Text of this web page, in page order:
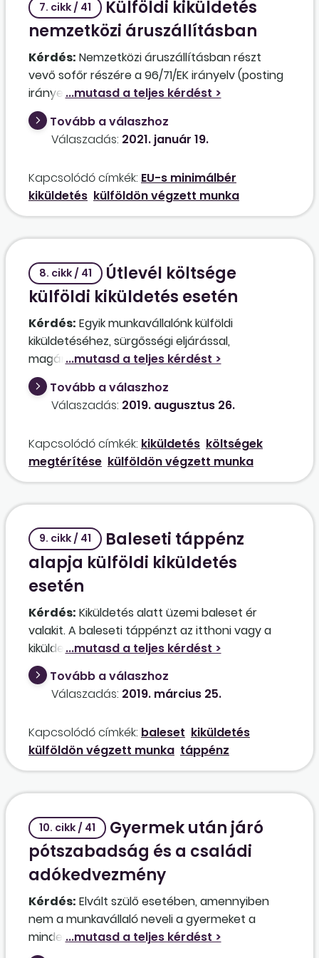
7. cikk / 41
Külföldi kiküldetés
nemzetközi áruszállításban
Kérdés: Nemzetközi áruszállításban részt
vevő sofőr részére a 96/71/EK irányelv (posting
irányelv) alapján történő külföldi minimálbérre
történő kiegészítéssel kapcsolatban
kérdeznénk. Az egyes EU-tagállamok
vonatkozásában létezik-e egy egységes lista,
tagállamokban mekkora összegű a minimálbér,
illetve, hogy a sofőrök bérét erre a
minimálbérre ki kell-e egészíteni? Az EU-s
minimálbérre történő kiegészítés devizában
kell forintra átszámítani?
Tovább a válaszhoz
Válaszadás: 2021. január 19.
Kapcsolódó címkék: EU-s minimálbér
kiküldetés külföldön végzett munka
8. cikk / 41
Útlevél költsége
külföldi kiküldetés esetén
Kérdés: Egyik munkavállalónk külföldi
kiküldetéséhez, sürgősségi eljárással,
magánútlevelet igényelt. A munkáltató köteles
megtéríteni a munkavállalónak az útlevél
eljárási illetékének összegét? Ha igen,
megteheti adómentesen?
Tovább a válaszhoz
Válaszadás: 2019. augusztus 26.
Kapcsolódó címkék: kiküldetés költségek
megtérítése külföldön végzett munka
9. cikk / 41
Baleseti táppénz
alapja külföldi kiküldetés
esetén
Kérdés: Kiküldetés alatt üzemi baleset ér
valakit. A baleseti táppénzt az itthoni vagy a
kiküldetési bérből kell számolni? A magyar
cégnél szakmunkás-minimálbérre van
bejelentve, és a külföldi munkavégzésre –
általában heti 48 munkaórára (6 napra) –
Melyiket kell figyelembe venni?
Tovább a válaszhoz
Válaszadás: 2019. március 25.
Kapcsolódó címkék: baleset kiküldetés
külföldön végzett munka táppénz
10. cikk / 41
Gyermek után járó
pótszabadság és a családi
adókedvezmény
Kérdés: Elvált szülő esetében, amennyiben
nem a munkavállaló neveli a gyermeket a
mindennapokban (nem saját háztartásban